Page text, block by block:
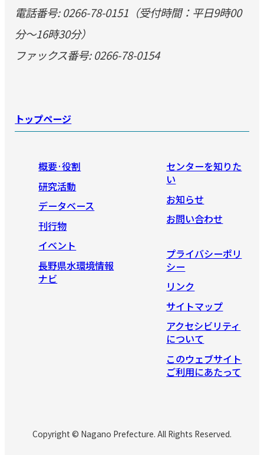
電話番号: 0266-78-0151（受付時間：平日9時00
分～16時30分）
ファックス番号: 0266-78-0154
トップページ
概要·役割
研究活動
データベース
刊行物
イベント
長野県水環境情報
ナビ
センターを知りた
い
お知らせ
お問い合わせ
プライバシーポリ
シー
リンク
サイトマップ
アクセシビリティ
について
このウェブサイト
ご利用にあたって
Copyright © Nagano Prefecture. All Rights Reserved.